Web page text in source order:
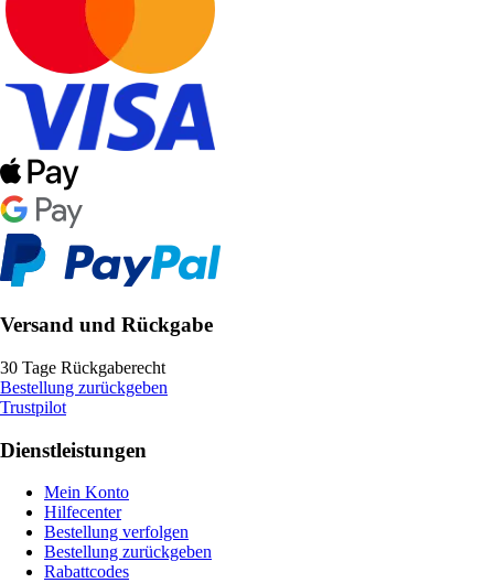
Versand und Rückgabe
30 Tage Rückgaberecht
Bestellung zurückgeben
Trustpilot
Dienstleistungen
Mein Konto
Hilfecenter
Bestellung verfolgen
Bestellung zurückgeben
Rabattcodes